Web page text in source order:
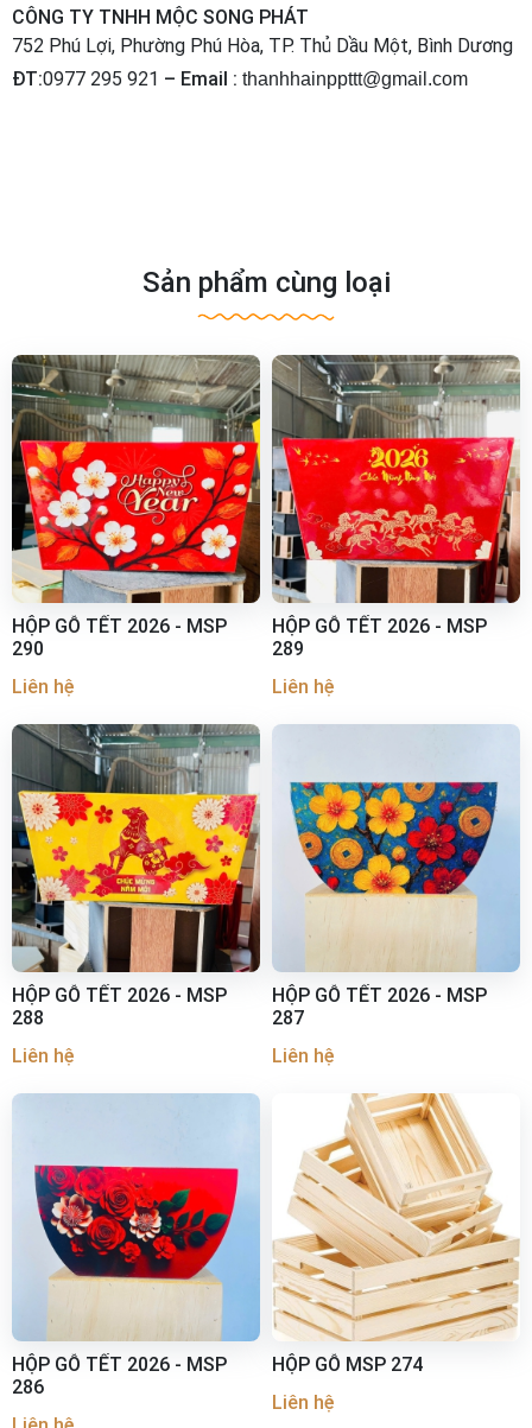
CÔNG TY TNHH MỘC SONG PHÁT
752 Phú Lợi, Phường Phú Hòa, TP. Thủ Dầu Một, Bình Dương
ĐT:0977 295 921 – Email : thanhhainppttt@gmail.com
Sản phẩm cùng loại
HỘP GỖ TẾT 2026 - MSP
290
Liên hệ
HỘP GỖ TẾT 2026 - MSP
289
Liên hệ
HỘP GỖ TẾT 2026 - MSP
288
Liên hệ
HỘP GỖ TẾT 2026 - MSP
287
Liên hệ
HỘP GỖ TẾT 2026 - MSP
286
HỘP GỖ MSP 274
Liên hệ